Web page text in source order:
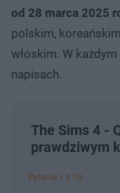
od 28 marca 2025
polskim,
włoskim. W
napisach.
The Sims 4 -
prawdziwym
Pytanie 1 z 10